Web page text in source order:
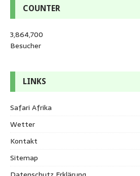
COUNTER
3,864,700
Besucher
LINKS
Safari Afrika
Wetter
Kontakt
Sitemap